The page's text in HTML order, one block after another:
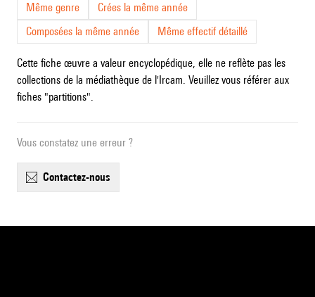
Même genre
Crées la même année
Composées la même année
Même effectif détaillé
Cette fiche œuvre a valeur encyclopédique, elle ne reflète pas les
collections de la médiathèque de l'Ircam. Veuillez vous référer aux
fiches "partitions".
Vous constatez une erreur ?
contactez-nous